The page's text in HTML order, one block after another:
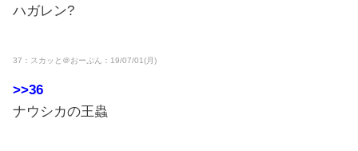
ハガレン?
37：スカッと＠おーぷん：19/07/01(月)
>>36
ナウシカの王蟲